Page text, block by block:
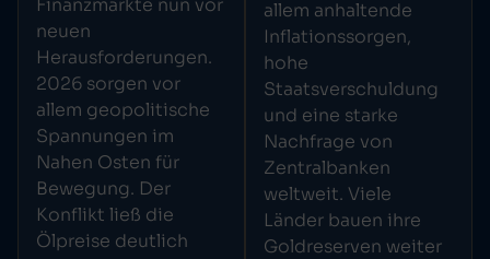
Finanzmärkte nun vor
neuen
Herausforderungen.
2026 sorgen vor
allem geopolitische
Spannungen im
Nahen Osten für
Bewegung. Der
Konflikt ließ die
Ölpreise deutlich
allem anhaltende
Inflationssorgen,
hohe
Staatsverschuldung
und eine starke
Nachfrage von
Zentralbanken
weltweit. Viele
Länder bauen ihre
Goldreserven weiter